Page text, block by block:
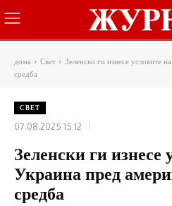
дома Свет
Зеленски ги изнесе условите
средба
СВЕТ
07.08.2025 15:12
Зеленски ги изнесе
Украина пред
средба